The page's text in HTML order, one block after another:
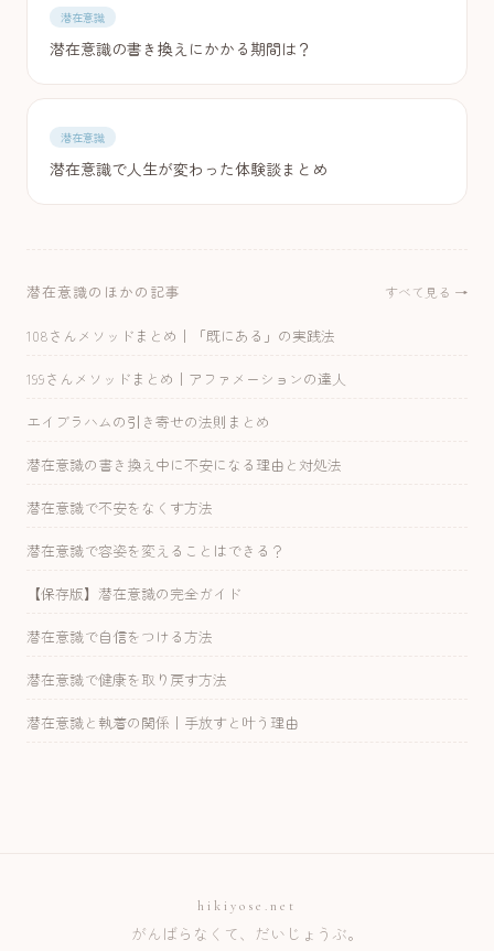
潜在意識
潜在意識の書き換えにかかる期間は？
潜在意識
潜在意識で人生が変わった体験談まとめ
潜在意識のほかの記事 すべて見る →
108さんメソッドまとめ｜「既にある」の実践法
199さんメソッドまとめ｜アファメーションの達人
エイブラハムの引き寄せの法則まとめ
潜在意識の書き換え中に不安になる理由と対処法
潜在意識で不安をなくす方法
潜在意識で容姿を変えることはできる？
【保存版】潜在意識の完全ガイド
潜在意識で自信をつける方法
潜在意識で健康を取り戻す方法
潜在意識と執着の関係｜手放すと叶う理由
hikiyose.net
がんばらなくて、だいじょうぶ。